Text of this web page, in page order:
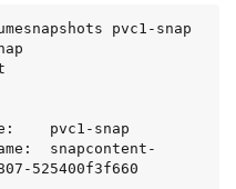
pvc1-snap
525400f3f660